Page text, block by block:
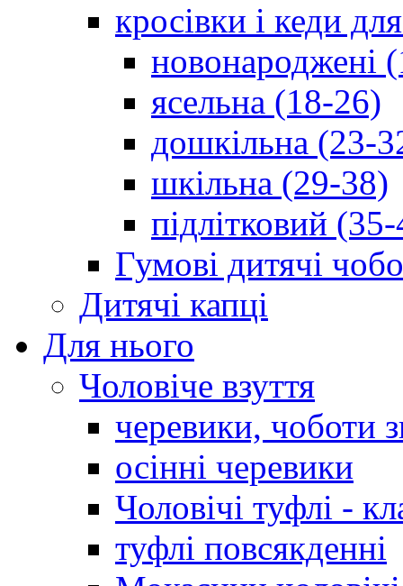
кросівки і кеди
новонароджені
ясельна (18-26)
дошкільна (23-
шкільна (29-38)
підлітковий
Гумові дитячі
Дитячі капці
Для нього
Чоловіче взуття
черевики, чоботи
осінні черевики
Чоловічі туфлі -
туфлі повсякденні